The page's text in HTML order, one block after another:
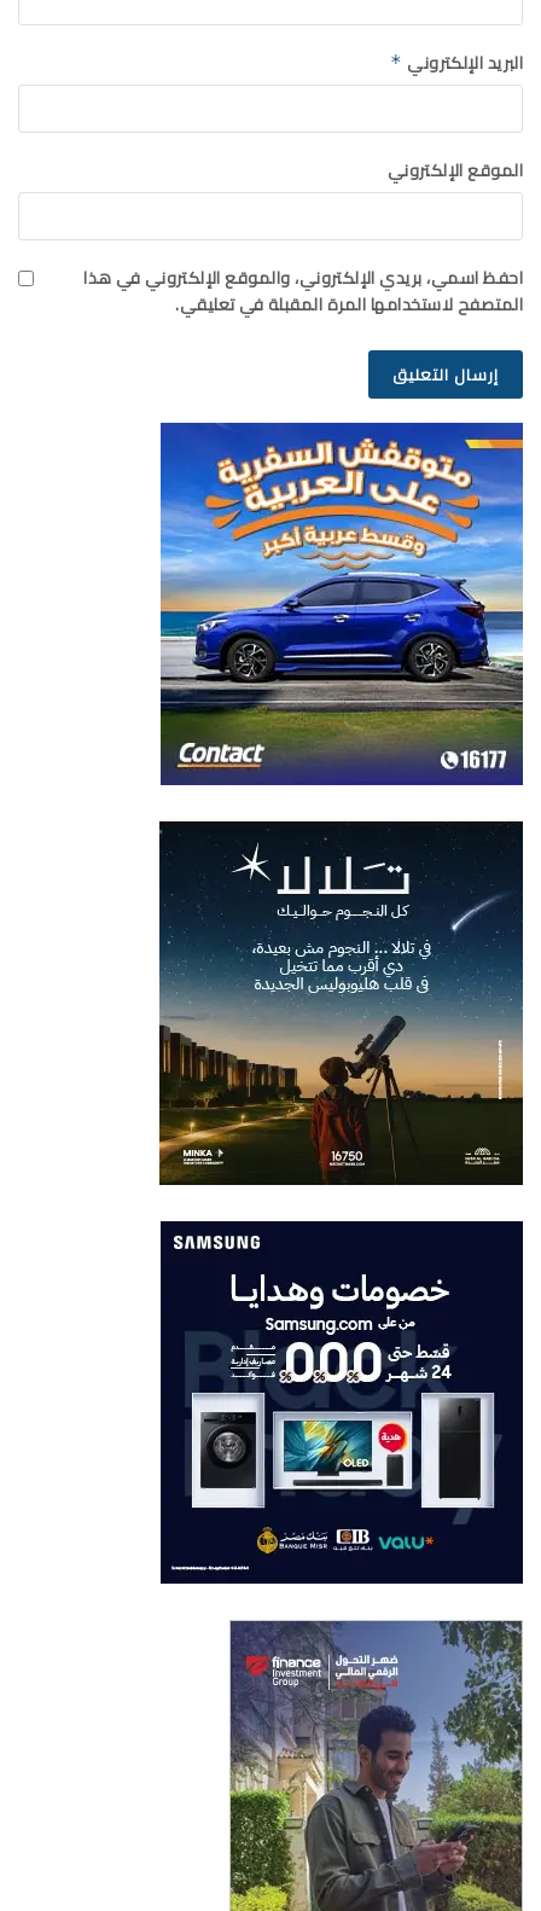
البريد الإلكتروني *
الموقع الإلكتروني
احفظ اسمي، بريدي الإلكتروني، والموقع الإلكتروني في هذا
المتصفح لاستخدامها المرة المقبلة في تعليقي.